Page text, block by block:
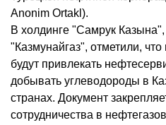
Anonim Ortakl).
В холдинге "Самрук Казына",
"Казмунайгаз", отметили,
будут привлекать
добывать углеводороды в
странах. Документ
сотрудничества в